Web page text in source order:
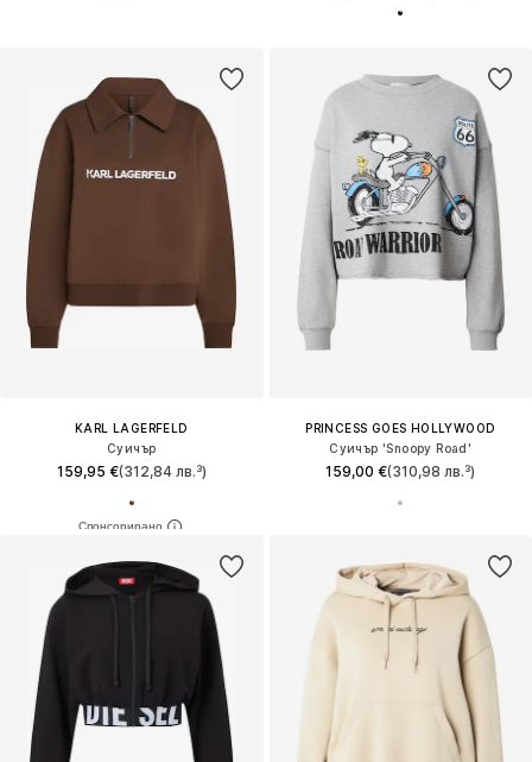
KARL LAGERFELD
Суичър
159,95 €(312,84 лв.³)
PRINCESS GOES HOLLYWOOD
Суичър 'Snoopy Road'
159,00 €(310,98 лв.³)